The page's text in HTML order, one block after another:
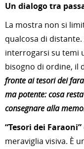
Un dialogo tra
La mostra non si
qualcosa di
interrogarsi su temi
bisogno di ordine, il
fronte ai tesori dei
ma potente: cosa
consegnare alla
“Tesori dei Faraoni”
meraviglia visiva. È